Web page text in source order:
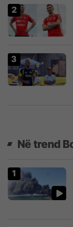
Në trend